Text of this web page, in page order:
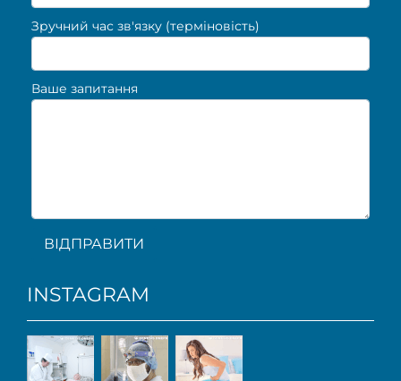
Зручний час зв'язку (терміновість)
Ваше запитання
ВІДПРАВИТИ
INSTAGRAM